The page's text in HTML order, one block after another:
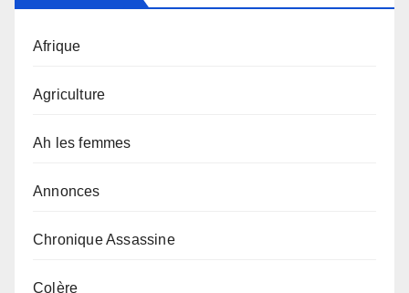
Afrique
Agriculture
Ah les femmes
Annonces
Chronique Assassine
Colère